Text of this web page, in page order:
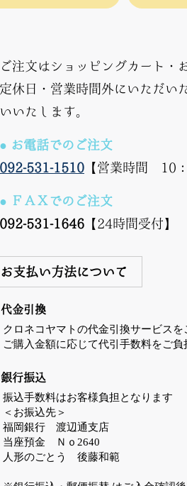
ご注文はショッピングカート・
定休日・営業時間外にいただい
いいたします。
● お電話でのご注文
092-531-1510 【営業時間 10
● ＦＡＸでのご注文
092-531-1646 【24時間受付】
お支払い方法について
代金引換
クロネコヤマトの代金引換サービスを
ご購入金額に応じて代引手数料をご
銀行振込
振込手数料はお客様負担となります
＜お振込先＞
福岡銀行 渡辺通支店
当座預金 Ｎｏ2640
人形のごとう 後藤和範